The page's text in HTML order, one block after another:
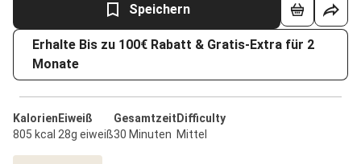
Speichern
Erhalte Bis zu 100€ Rabatt & Gratis-Extra für 2
Monate
Kalorien
805 kcal
Eiweiß
28g eiweiß
Gesamtzeit
30 Minuten
Difficulty
Mittel